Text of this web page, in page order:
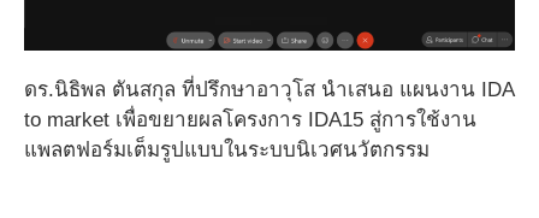
ดร.นิธิพล ตันสกุล ที่ปรึกษาอาวุโส นำเสนอ แผนงาน IDA
to market เพื่อขยายผลโครงการ IDA15 สู่การใช้งาน
แพลตฟอร์มเต็มรูปแบบในระบบนิเวศนวัตกรรม